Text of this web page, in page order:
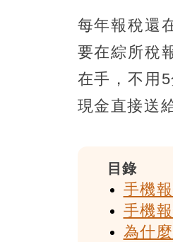
每年報稅還
要在綜所稅
在手，不用
現金直接送
目錄
手機
手機
為什